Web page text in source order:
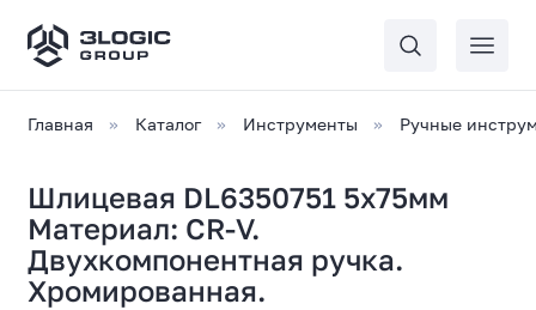
Главная Каталог Инструменты Ручные
Шлицевая DL6350751 5х75мм
Материал: CR-V.
Двухкомпонентная ручка.
Хромированная.